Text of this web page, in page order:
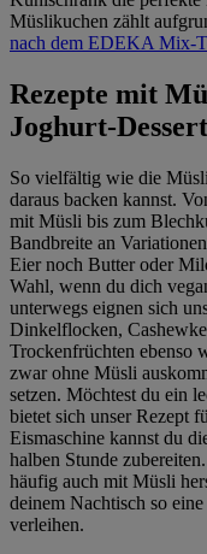
Müslikuchen zählt
nach dem EDEKA Mix-
Rezepte mit
Joghurt-Dessert
So vielfältig wie die
daraus backen kannst.
mit Müsli bis zum
Bandbreite an
Eier noch Butter oder
Wahl, wenn du dich
unterwegs eignen sich
Dinkelflocken,
Trockenfrüchten ebenso
zwar ohne Müsli
setzen. Möchtest du ein
bietet sich unser Rezept
Eismaschine kannst du
halben Stunde zubereiten.
häufig auch mit Müsli
deinem Nachtisch so
verleihen.